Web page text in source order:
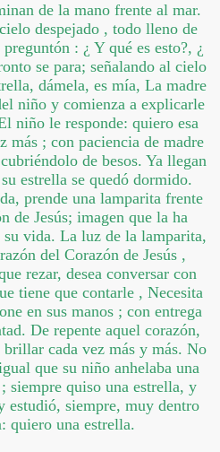
de la mano frente al mar.
despejado , todo lleno de
: ¿ Y qué es esto?, ¿
se para; señalando al cielo
dámela, es mía, La madre
niño y comienza a explicarle
niño le responde: quiero esa
más ; con paciencia de madre
de besos. Ya llegan
estrella se quedó dormido.
prende una lamparita frente
de Jesús; imagen que la ha
su vida. La luz de la lamparita,
del Corazón de Jesús ,
rezar, desea conversar con
tiene que contarle , Necesita
en sus manos ; con entrega
De repente aquel corazón,
cada vez más y más. No
que su niño anhelaba una
siempre quiso una estrella, y
estudió, siempre, muy dentro
quiero una estrella.